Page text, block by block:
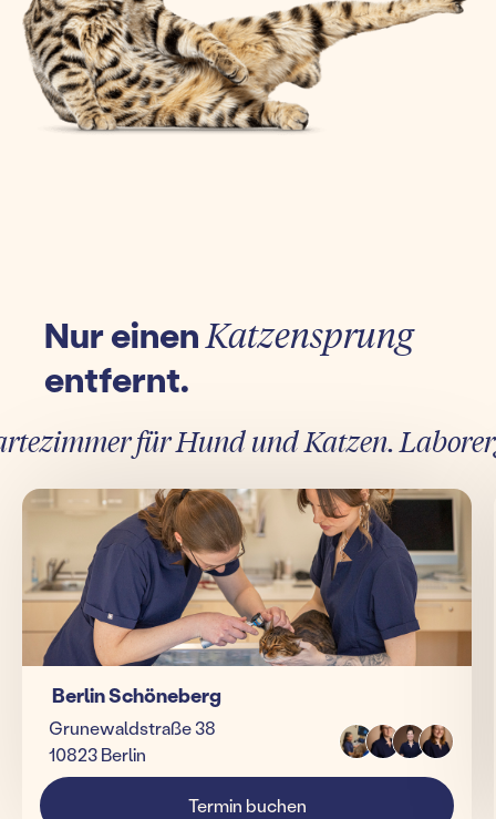
Nur einenKatzensprung
entfernt.
für Hund und Katzen.
Berlin Schöneberg
Grunewaldstraße 38
10823 Berlin
Termin buchen